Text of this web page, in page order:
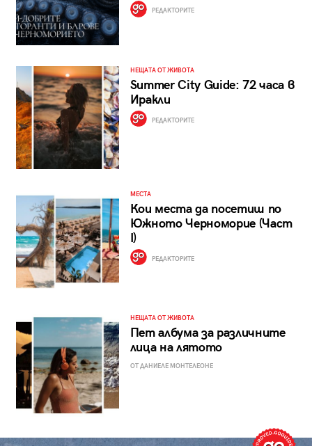
РЕДАКТОРИТЕ
НЕЩАТА ОТ ЖИВОТА
Summer City Guide: 72 часа в
Иракли
РЕДАКТОРИТЕ
МЕСТА
Кои места да посетиш по
Южното Черноморие (Част
I)
РЕДАКТОРИТЕ
НЕЩАТА ОТ ЖИВОТА
Пет албума за различните
лица на лятото
ОТ ДАНИЕЛЕ МОНТЕЛЕОНЕ